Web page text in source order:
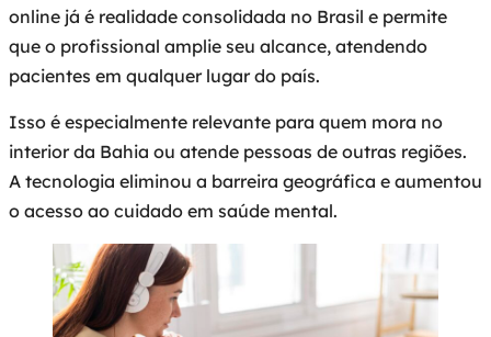
online já é realidade consolidada no Brasil e permite
que o profissional amplie seu alcance, atendendo
pacientes em qualquer lugar do país.
Isso é especialmente relevante para quem mora no
interior da Bahia ou atende pessoas de outras regiões.
A tecnologia eliminou a barreira geográfica e aumentou
o acesso ao cuidado em saúde mental.